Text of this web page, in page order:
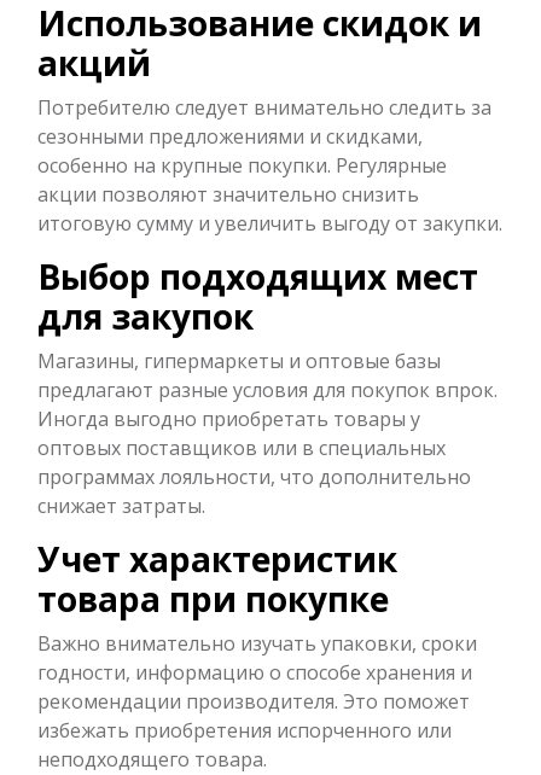
Использование скидок и
акций
Потребителю следует внимательно следить за
сезонными предложениями и скидками,
особенно на крупные покупки. Регулярные
акции позволяют значительно снизить
итоговую сумму и увеличить выгоду от закупки.
Выбор подходящих мест
для закупок
Магазины, гипермаркеты и оптовые базы
предлагают разные условия для покупок впрок.
Иногда выгодно приобретать товары у
оптовых поставщиков или в специальных
программах лояльности, что дополнительно
снижает затраты.
Учет характеристик
товара при покупке
Важно внимательно изучать упаковки, сроки
годности, информацию о способе хранения и
рекомендации производителя. Это поможет
избежать приобретения испорченного или
неподходящего товара.